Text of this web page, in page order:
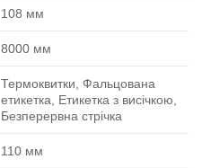
108 мм
8000 мм
Термоквитки, Фальцована
етикетка, Етикетка з висічкою,
Безперервна стрічка
110 мм